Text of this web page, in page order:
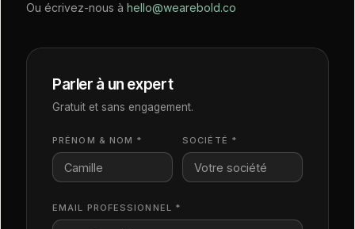
Ou écrivez-nous à hello@wearebold.co
Parler à un expert
Gratuit et sans engagement.
PRÉNOM & NOM * SOCIÉTÉ *
EMAIL PROFESSIONNEL *